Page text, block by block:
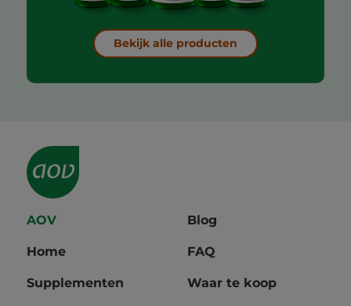
Bekijk alle producten
AOV
Home
Supplementen
Blog
FAQ
Waar te koop